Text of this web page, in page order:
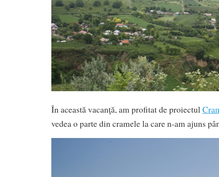
În această vacanţă, am profitat de proiectul
vedea o parte din cramele la care n-am ajuns